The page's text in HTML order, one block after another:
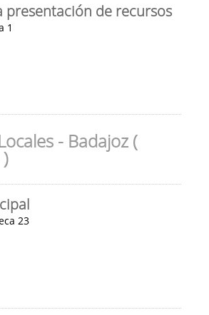
presentación de recursos
1
- Badajoz (
23